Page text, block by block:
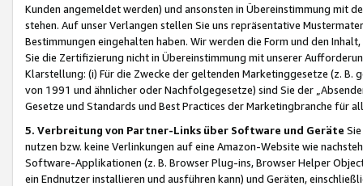
Kunden angemeldet werden) und ansonsten in Übereinstimmung mit
stehen. Auf unser Verlangen stellen Sie uns repräsentative
Bestimmungen eingehalten haben. Wir werden die Form und den
Sie die Zertifizierung nicht in Übereinstimmung mit unserer
Klarstellung: (i) Für die Zwecke der geltenden Marketinggesetze (z. B.
von 1991 und ähnlicher oder Nachfolgegesetze) sind Sie der
Gesetze und Standards und Best Practices der Marketingbranche für
5. Verbreitung von Partner-Links über Software und Geräte
nutzen bzw. keine Verlinkungen auf eine Amazon-Website wie
Software-Applikationen (z. B. Browser Plug-ins, Browser Helper
ein Endnutzer installieren und ausführen kann) und Geräten,